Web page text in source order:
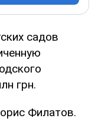
садов
грн.
Филатов.